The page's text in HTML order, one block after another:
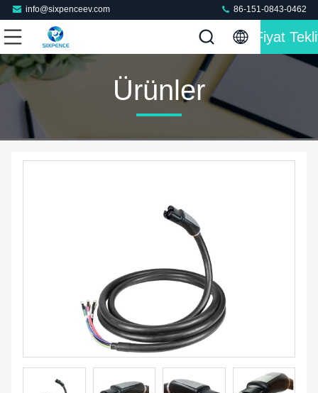
info@sixpenceev.com 86-151-0843-0462
Fiyat
Ürünler